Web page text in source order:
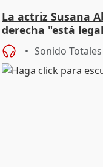
La actriz Susana
derecha "está
Sonido Totales